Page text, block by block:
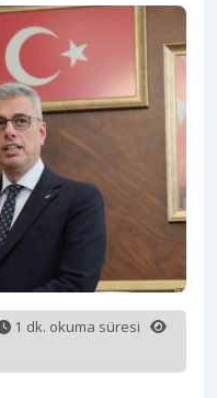
1 dk. okuma süresi